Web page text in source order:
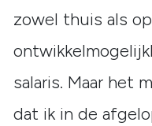
zowel thuis als
salaris. Maar het
dat ik in de